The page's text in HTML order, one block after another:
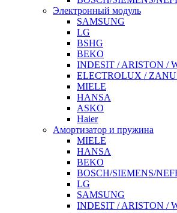
Электронный модуль
SAMSUNG
LG
BSHG
BEKO
INDESIT / ARISTON /
ELECTROLUX /
MIELE
HANSA
ASKO
Haier
Амортизатор и пружина
MIELE
HANSA
BEKO
BOSCH/SIEMENS/
LG
SAMSUNG
INDESIT / ARISTON /